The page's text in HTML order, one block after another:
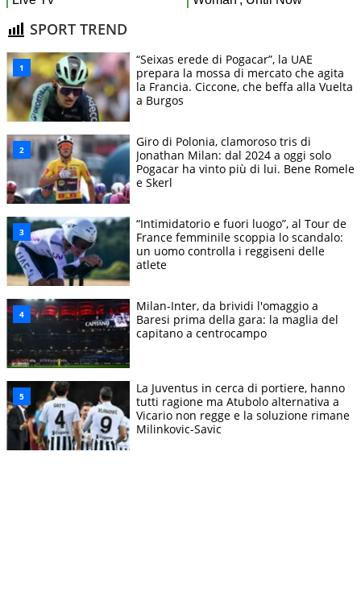
SPORT TREND
“Seixas erede di Pogacar”, la UAE
prepara la mossa di mercato che agita
la Francia. Ciccone, che beffa alla Vuelta
a Burgos
Giro di Polonia, clamoroso tris di
Jonathan Milan: dal 2024 a oggi solo
Pogacar ha vinto più di lui. Bene Romele
e Skerl
“Intimidatorio e fuori luogo”, al Tour de
France femminile scoppia lo scandalo:
un uomo controlla i reggiseni delle
atlete
Milan-Inter, da brividi l'omaggio a
Baresi prima della gara: la maglia del
capitano a centrocampo
La Juventus in cerca di portiere, hanno
tutti ragione ma Atubolo alternativa a
Vicario non regge e la soluzione rimane
Milinkovic-Savic